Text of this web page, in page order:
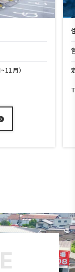
住所／
営業時
定休日